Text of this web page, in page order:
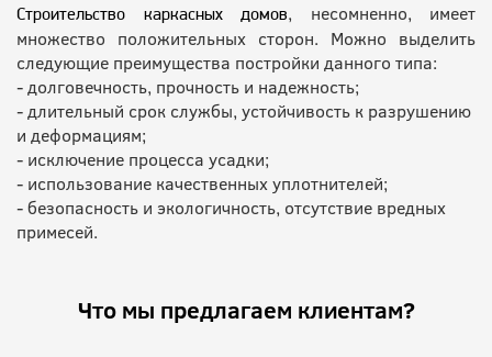
Строительство каркасных домов, несомненно, имеет
множество положительных сторон. Можно выделить
следующие преимущества постройки данного типа:
- долговечность, прочность и надежность;
- длительный срок службы, устойчивость к разрушению
и деформациям;
- исключение процесса усадки;
- использование качественных уплотнителей;
- безопасность и экологичность, отсутствие вредных
примесей.
Что мы предлагаем клиентам?